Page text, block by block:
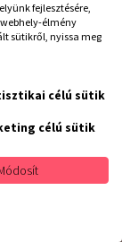
fejlesztésére,
élmény
sütikről, nyissa meg
célú sütik
célú sütik